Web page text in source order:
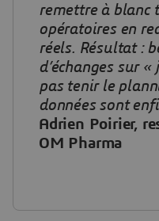
remettre à blanc
opératoires en
réels. Résultat :
d’échanges sur
pas tenir le
données sont
Adrien Poirier,
OM Pharma